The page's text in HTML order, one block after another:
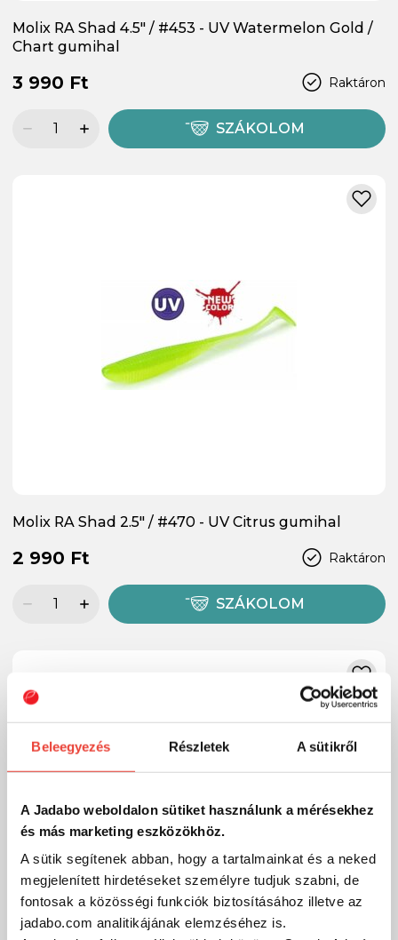
Beleegyezés Részletek A sütikről
A Jadabo weboldalon sütiket használunk a mérésekhez
és más marketing eszközökhöz.
A sütik segítenek abban, hogy a tartalmainkat és a neked
megjelenített hirdetéseket személyre tudjuk szabni, de
fontosak a közösségi funkciók biztosításához illetve az
jadabo.com analitikájának elemzéséhez is.
Molix RA Shad 4.5" / #453 - UV Watermelon Gold /
Chart gumihal
Raktáron
3 990 Ft
SZÁKOLOM
Molix RA Shad 2.5" / #470 - UV Citrus gumihal
Raktáron
2 990 Ft
SZÁKOLOM